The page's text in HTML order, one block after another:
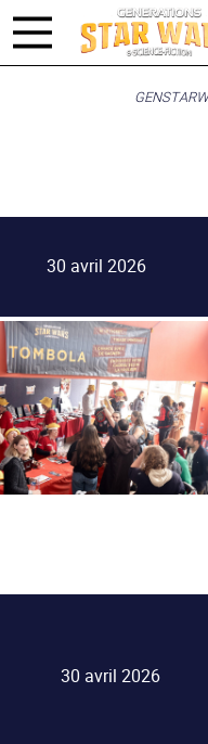
30 avril 2026
30 avril 2026